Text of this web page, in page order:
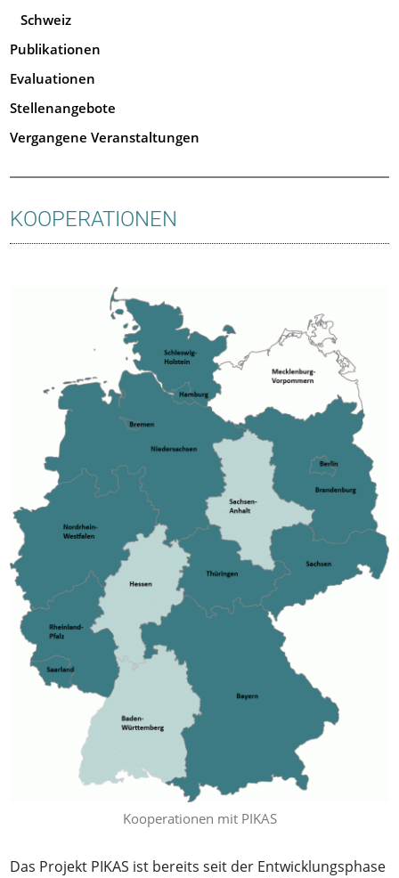
Schweiz
Publikationen
Evaluationen
Stellenangebote
Vergangene Veranstaltungen
KOOPERATIONEN
Kooperationen mit PIKAS
Das Projekt PIKAS ist bereits seit der Entwicklungsphase